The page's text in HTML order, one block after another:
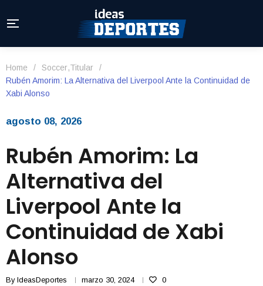
Home / Soccer,Titular
/
Rubén Amorim: La Alternativa del Liverpool Ante la Continuidad de
Xabi Alonso
agosto 08, 2026
Rubén Amorim: La
Alternativa del
Liverpool Ante la
Continuidad de Xabi
Alonso
By IdeasDeportes marzo 30, 2024 0